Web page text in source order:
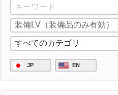
/ac "ビエルゴの祝福"
/ac "ヴェネレーション
/ac "下地作業" <wait.3>
/ac "下地作業" <wait.3>
/ac "パーフェクトメン
JP EN